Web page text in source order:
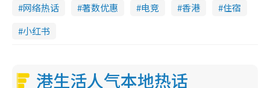
网络热话 著数优惠 电竞 香港
住宿
小红书
港生活人气本地热话